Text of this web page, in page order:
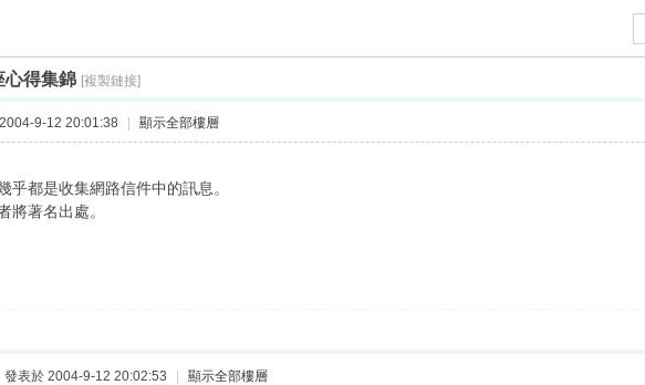
心得集錦 [複製鏈接]
9-12 20:01:38 顯示全部樓層
乎都是收集網路信件中的訊息。
將著名出處。
發表於 2004-9-12 20:02:53 | 顯示全部樓層